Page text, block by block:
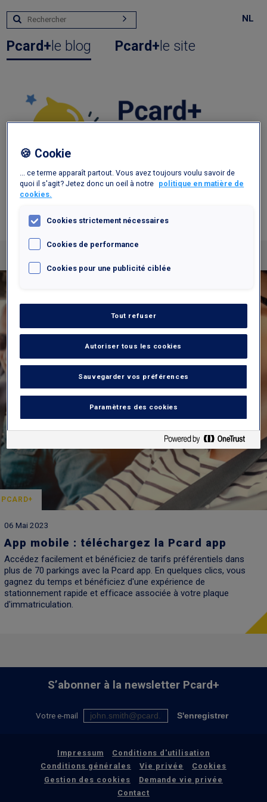
Pcard+ le blog Pcard+ le site
NL
PCARD+
06 Mai 2023
App mobile : téléchargez la Pcard app
Accédez facilement et bénéficiez de tarifs préférentiels dans
plus de 70 parkings avec la Pcard app. En quelques clics, vous
gagnez du temps et bénéficiez d'une expérience de
stationnement rapide et efficace associée à votre plaque
d'immatriculation.
S’abonner à la newsletter Pcard+
Votre e-mail S'enregistrer
Impressum
Conditions d'utilisation
Conditions générales
Vie privée
Cookies
Gestion des cookies
Demande vie privée
Contact
🍪 Cookie
... ce terme apparaît partout. Vous avez toujours voulu savoir de
quoi il s'agit? Jetez donc un oeil à notre politique en matière de
cookies.
Cookies strictement nécessaires
Cookies de performance
Cookies pour une publicité ciblée
Tout refuser
Autoriser tous les cookies
Sauvegarder vos préférences
Paramètres des cookies